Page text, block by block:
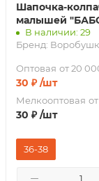
Шапочка-
малышей
В наличии: 29
Бренд:
Оптовая от 20
30 ₽ /шт
Мелкооптовая
30 ₽ /шт
36-38